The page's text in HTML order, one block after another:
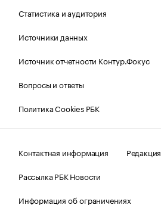
Статистика и аудитория
Источники данных
Источник отчетности Контур.Фокус
Вопросы и ответы
Политика Cookies РБК
Контактная информация
Редакция
Рассылка РБК Новости
Информация об ограничениях